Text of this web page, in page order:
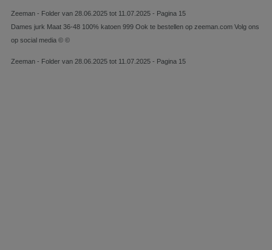
Zeeman - Folder van 28.06.2025 tot 11.07.2025 - Pagina 15
Dames jurk Maat 36-48 100% katoen 999 Ook te bestellen op zeeman.com Volg ons
op social media © ©
Zeeman - Folder van 28.06.2025 tot 11.07.2025 - Pagina 15